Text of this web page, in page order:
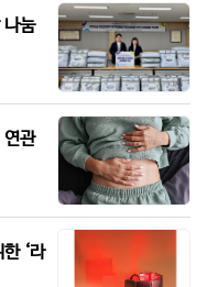
나눔
연관
‘라